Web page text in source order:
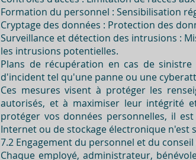
Formation du personnel : Sensibilisation
Cryptage des données : Protection des
Surveillance et détection des intrusions :
les intrusions potentielles.
Plans de récupération en cas de
d'incident tel qu'une panne ou une
Ces mesures visent à protéger les
autorisés, et à maximiser leur intégrité
protéger vos données personnelles, il
Internet ou de stockage électronique n'est
7.2 Engagement du personnel et du
Chaque employé, administrateur,